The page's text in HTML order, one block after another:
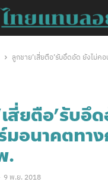
ลูกชาย’เสี่ยตือ’รับอึดอัด ยังไม่ค
สี่ยตือ’รับอึ
อนาคตทาง
.
9 พ.ย. 2018